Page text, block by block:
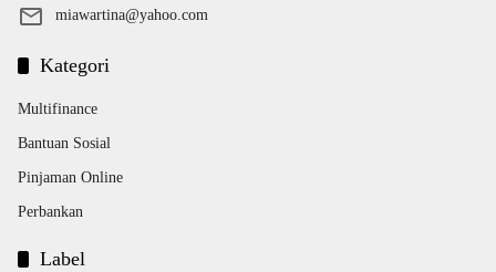
miawartina@yahoo.com
Kategori
Multifinance
Bantuan Sosial
Pinjaman Online
Perbankan
Label